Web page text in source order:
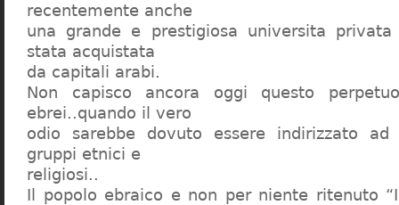
recentemente anche
una grande e prestigiosa universita
stata acquistata
da capitali arabi.
Non capisco ancora oggi questo
ebrei..quando il vero
odio sarebbe dovuto essere indirizzato
gruppi etnici e
religiosi..
Il popolo ebraico e non per niente ritenuto